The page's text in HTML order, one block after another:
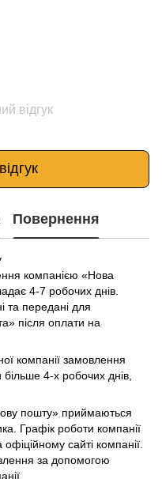
відгук
Повернення
компанією «Нова
4-7 робочих днів.
та передані для
після оплати на
компанії замовлення
більше 4-х робочих днів,
пошту» приймаються
Графік роботи компанії
сайті компанії.
за допомогою